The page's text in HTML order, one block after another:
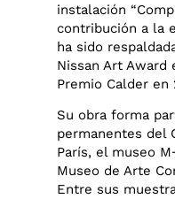
instalación
contribución a la
ha sido
Nissan Art Award
Premio Calder en
Su obra forma
permanentes del
París, el museo
Museo de Arte
Entre sus